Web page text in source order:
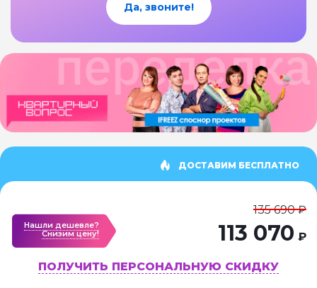
Да, звоните!
ДОСТАВИМ БЕСПЛАТНО
Нашли дешевле?
Cнизим цену!
135 690 ₽
113 070 ₽
ПОЛУЧИТЬ ПЕРСОНАЛЬНУЮ СКИДКУ